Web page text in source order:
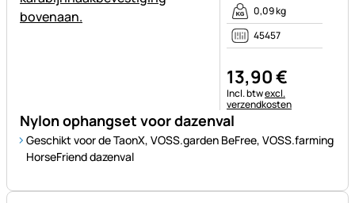
Nylon ophangset voor dazenval
Geschikt voor de TaonX, VOSS.garden BeFree, VOSS.farming
HorseFriend dazenval
0,09 kg
45457
13,90€
Belastinginformatie:
Incl. btwexcl.
verzendkosten